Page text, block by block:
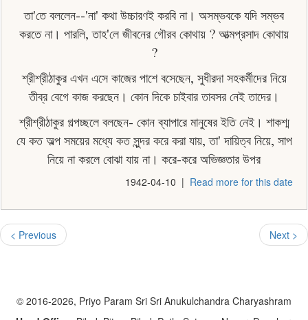
তা'তে বললেন--'না' কথা উচ্চারণই করবি না। অসম্ভবকে যদি সম্ভব
করতে না। পারলি, তাহ'লে জীবনের গৌরব কোথায় ? আত্মপ্রসাদ কোথায়
?
শ্রীশ্রীঠাকুর এখন এসে কাজের পাশে বসেছেন, সুধীরদা সহকৰ্মীদের নিয়ে
তীব্র বেগে কাজ করছেন। কোন দিকে চাইবার তাবসর নেই তাদের।
শ্রীশ্রীঠাকুর গল্পচ্ছলে বলছেন- কোন ব্যাপারে মানুষের ইতি নেই। শাকশ্ম
যে কত অল্প সময়ের মধ্যে কত সুন্দর করে করা যায়, তা' দায়িত্ব নিয়ে, সাপ
নিয়ে না করলে বােঝা যায় না। করে-করে অভিজ্ঞতার উপর
1942-04-10 | Read more for this date
< Previous Next >
© 2016-2026, Priyo Param Sri Sri Anukulchandra Charyashram